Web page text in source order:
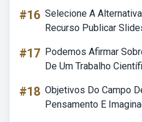
#16 Selecione A
Recurso Publicar
#17 Podemos Afirmar
De Um Trabalho
#18 Objetivos Do Campo
Pensamento E